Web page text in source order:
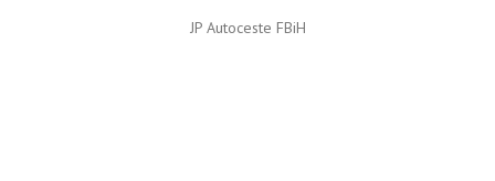
JP Autoceste FBiH